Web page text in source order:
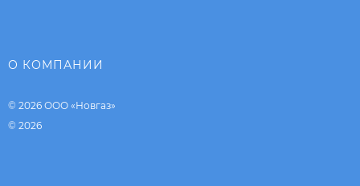
О КОМПАНИИ
© 2026 ООО «Новгаз»
© 2026